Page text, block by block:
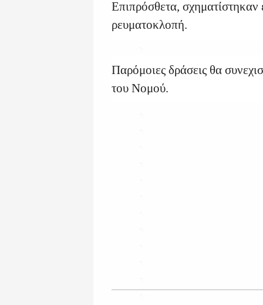
Επιπρόσθετα, σχηματίστηκαν
ρευματοκλοπή.
Παρόμοιες δράσεις θα
του Νομού.